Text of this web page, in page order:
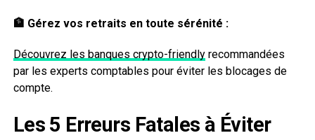
🏦 Gérez vos retraits en toute sérénité :
Découvrez les banques crypto-friendlyrecommandées
par les experts comptables pour éviter les blocages de
compte.
Les 5 Erreurs Fatales à Éviter